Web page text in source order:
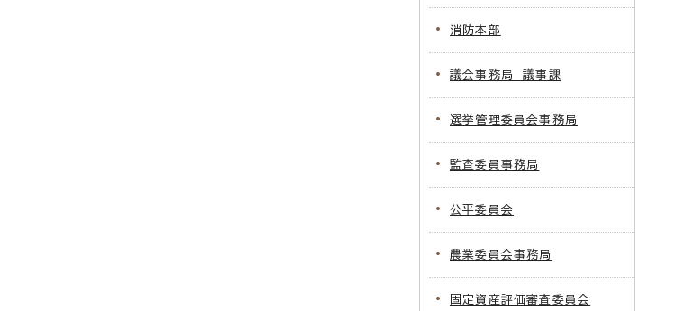
消防本部
議会事務局 議事課
選挙管理委員会事務局
監査委員事務局
公平委員会
農業委員会事務局
固定資産評価審査委員会